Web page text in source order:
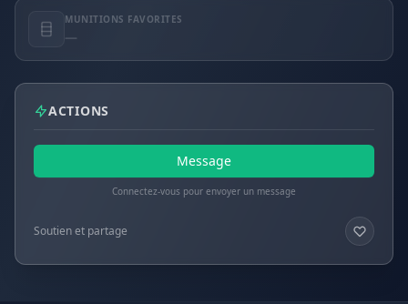
MUNITIONS FAVORITES
—
ACTIONS
Message
Connectez-vous pour envoyer un message
Soutien et partage